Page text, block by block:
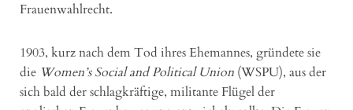
Frauenwahlrecht.
1903, kurz nach dem Tod ihres Ehemannes, gründete sie
die Women’s Social and Political Union (WSPU), aus der
sich bald der schlagkräftige, militante Flügel der